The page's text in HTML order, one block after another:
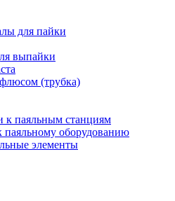
для пайки
выпайки
(трубка)
к паяльным станциям
паяльному оборудованию
элементы